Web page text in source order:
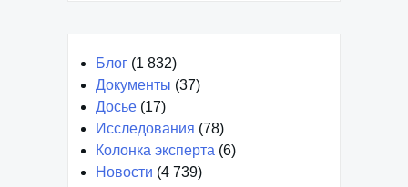
Блог (1 832)
Документы (37)
Досье (17)
Исследования (78)
Колонка эксперта (6)
Новости (4 739)